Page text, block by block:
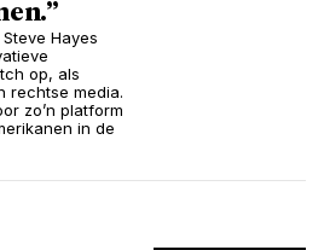
Hayes
op, als
rechtse media.
zo’n platform
in de